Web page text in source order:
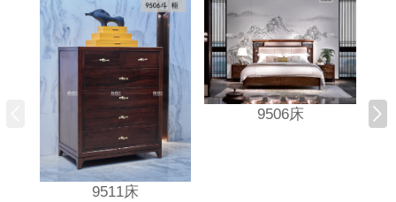
9511床
9506床